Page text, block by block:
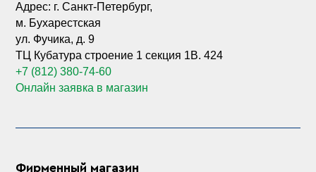
Адрес: г. Санкт-Петербург,
м. Бухарестская
ул. Фучика, д. 9
ТЦ Кубатура строение 1 секция 1В. 424
+7 (812) 380-74-60
Онлайн заявка в магазин
Фирменный магазин